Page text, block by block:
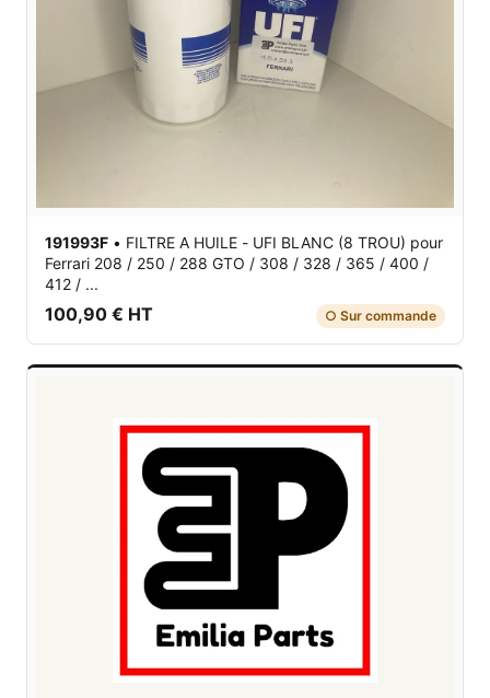
191993F • FILTRE A HUILE - UFI BLANC (8 TROU) pour
Ferrari 208 / 250 / 288 GTO / 308 / 328 / 365 / 400 /
412 / ...
100,90 € HT ○ Sur commande